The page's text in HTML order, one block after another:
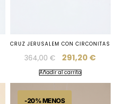
CRUZ JERUSALEM CON CIRCONITAS
364,00€ 291,20 €
Añadir al carrito